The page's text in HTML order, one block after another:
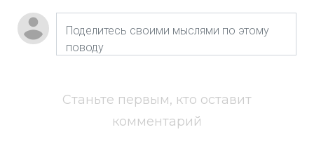
Станьте первым, кто оставит
комментарий